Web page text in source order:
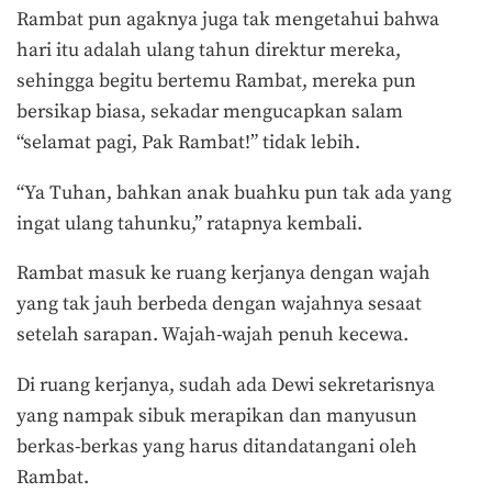
Rambat pun agaknya juga tak mengetahui bahwa
hari itu adalah ulang tahun direktur mereka,
sehingga begitu bertemu Rambat, mereka pun
bersikap biasa, sekadar mengucapkan salam
“selamat pagi, Pak Rambat!” tidak lebih.
“Ya Tuhan, bahkan anak buahku pun tak ada yang
ingat ulang tahunku,” ratapnya kembali.
Rambat masuk ke ruang kerjanya dengan wajah
yang tak jauh berbeda dengan wajahnya sesaat
setelah sarapan. Wajah-wajah penuh kecewa.
Di ruang kerjanya, sudah ada Dewi sekretarisnya
yang nampak sibuk merapikan dan manyusun
berkas-berkas yang harus ditandatangani oleh
Rambat.